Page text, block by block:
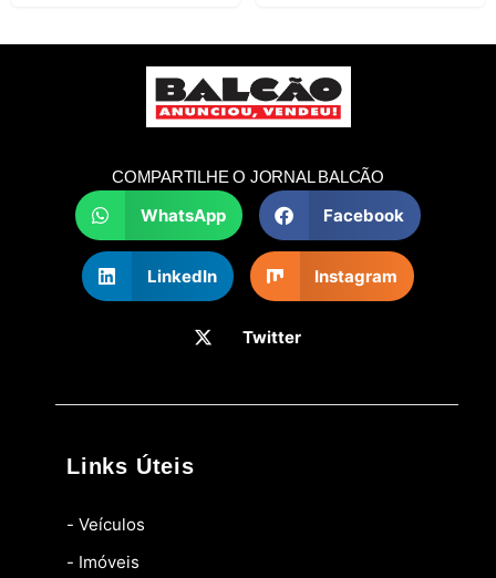
COMPARTILHE O JORNAL BALCÃO
WhatsApp Facebook
LinkedIn Instagram
Twitter
Links Úteis
- Veículos
- Imóveis